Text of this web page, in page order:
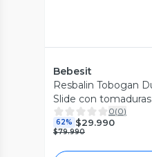
Bebesit
Resbalin Tobogan
Slide con
Seguridad
0(0)
62% $29.990
$79.990